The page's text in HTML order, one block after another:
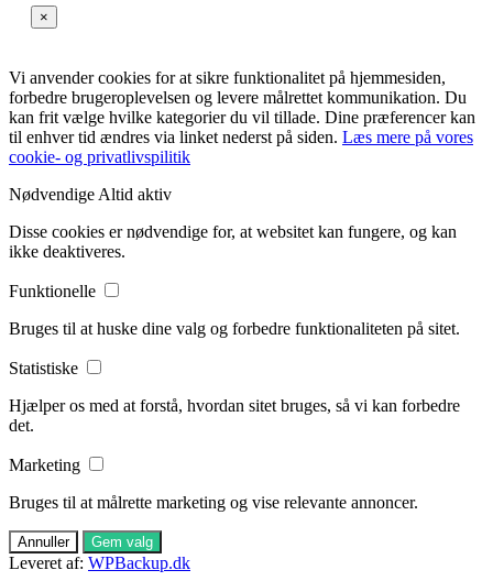
×
Vi anvender cookies for at sikre funktionalitet på hjemmesiden,
forbedre brugeroplevelsen og levere målrettet kommunikation. Du
kan frit vælge hvilke kategorier du vil tillade. Dine præferencer kan
til enhver tid ændres via linket nederst på siden. Læs mere på vores
cookie- og privatlivspilitik
Nødvendige Altid aktiv
Disse cookies er nødvendige for, at websitet kan fungere, og kan
ikke deaktiveres.
Funktionelle
Bruges til at huske dine valg og forbedre funktionaliteten på sitet.
Statistiske
Hjælper os med at forstå, hvordan sitet bruges, så vi kan forbedre
det.
Marketing
Bruges til at målrette marketing og vise relevante annoncer.
Annuller Gem valg
Leveret af: WPBackup.dk